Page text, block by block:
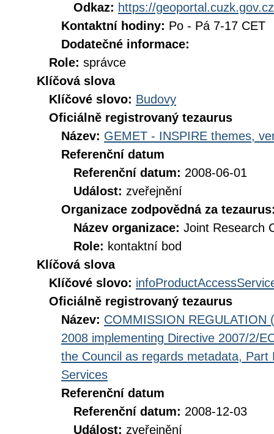
Odkaz: https://geoportal.cuzk.gov.cz
Kontaktní hodiny: Po - Pá 7-17 CET
Dodatečné informace:
Role: správce
Klíčová slova
Klíčové slovo: Budovy
Oficiálně registrovaný tezaurus
Název: GEMET - INSPIRE themes,
Referenční datum
Referenční datum: 2008-06-01
Událost: zveřejnění
Organizace zodpovědná za
Název organizace: Joint Research
Role: kontaktní bod
Klíčová slova
Klíčové slovo:
Oficiálně registrovaný tezaurus
Název: COMMISSION REGULATION
2008 implementing Directive 2007/2/
the Council as regards metadata,
Services
Referenční datum
Referenční datum: 2008-12-03
Událost: zveřejnění